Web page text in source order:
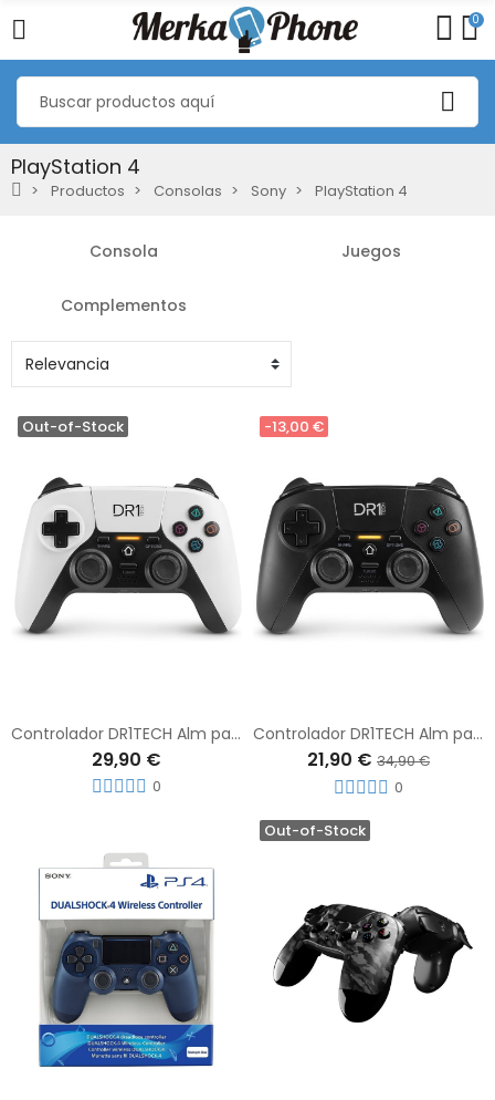
0
PlayStation 4
Productos Consolas Sony PlayStation 4
Consola Juegos
Complementos
Out-of-Stock
Controlador DR1TECH Alm para PS4 Y PS4 Pro / PC Blanco
29,90 €
0
-13,00 €
Controlador DR1TECH Alm para PS4 Y PS4 Pro / PC
21,90 € 34,90 €
0
Out-of-Stock